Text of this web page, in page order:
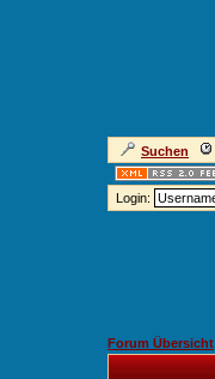
Suchen
Login:
Forum Übersicht